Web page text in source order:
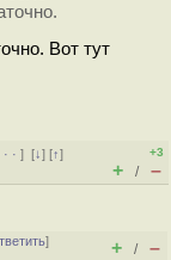
Вот тут
· ·][↓] [↑]
+3
+ / –
]
+ / –